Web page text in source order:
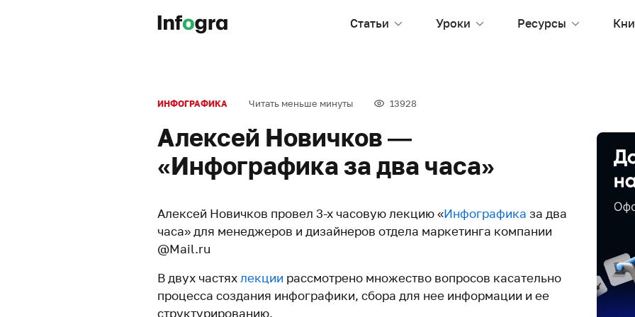
Статьи Уроки Ресурсы
ИНФОГРАФИКА Читать меньше минуты 13928
Алексей Новичков —
«Инфографика за два часа»
Алексей Новичков провел 3-х часовую лекцию «Инфографика за два
часа» для менеджеров и дизайнеров отдела маркетинга компании
@Mail.ru
В двух частях лекции рассмотрено множество вопросов касательно
процесса создания инфографики, сбора для нее информации и ее
структурированию.